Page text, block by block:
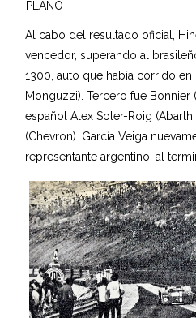
PLANO
Al cabo del resultado oficial,
vencedor, superando al
1300, auto que había corrido
Monguzzi). Tercero fue Bonnier
español Alex Soler-Roig
(Chevron). García Veiga
representante argentino, al